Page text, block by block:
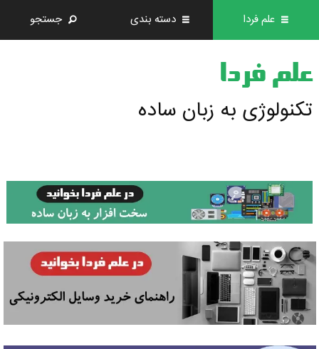
علم فردا دسته بندی جستجو
علم فردا
تکنولوژی به زبان ساده